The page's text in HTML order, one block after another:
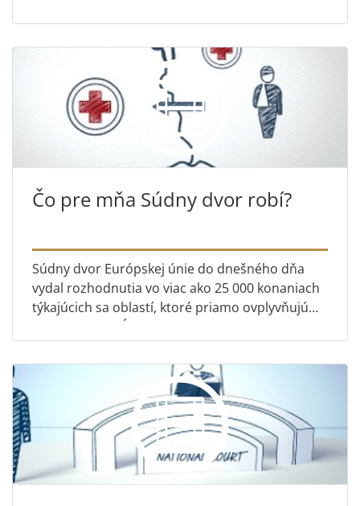
early rulings have hel...
Čo pre mňa Súdny dvor robí?
Súdny dvor Európskej únie do dnešného dňa
vydal rozhodnutia vo viac ako 25 000 konaniach
týkajúcich sa oblastí, ktoré priamo ovplyvňujú
život občanov Únie. Tu sa pozrieme len na zopár
príkladov toho, ...